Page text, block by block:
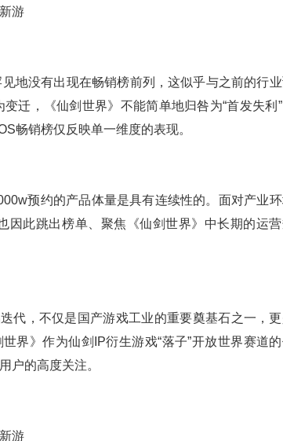
地没有出现在畅销榜前列，这似乎与之前的行
迁，《仙剑世界》不能简单地归咎为“首发失利”
畅销榜仅反映单一维度的表现。
预约的产品体量是具有连续性的。面对产业
因此跳出榜单、聚焦《仙剑世界》中长期的运
代，不仅是国产游戏工业的重要奠基石之一，
界》作为仙剑IP衍生游戏“落子”开放世界赛道
户的高度关注。